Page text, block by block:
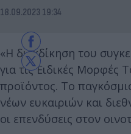
18.09.2023 19:34
«Η διεκδίκηση του
για τις Ειδικές Μορφές
προϊόντος. Το
νέων ευκαιριών και
οι επενδύσεις στον